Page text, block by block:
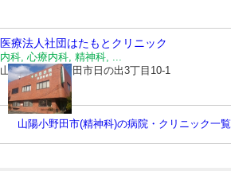
医療法人社団 はたもとクリニック
内科, 心療内科, 精神科, ...
山口県山陽小野田市 日の出3丁目10-1
山陽小野田市(精神科)の病院・クリニック一覧